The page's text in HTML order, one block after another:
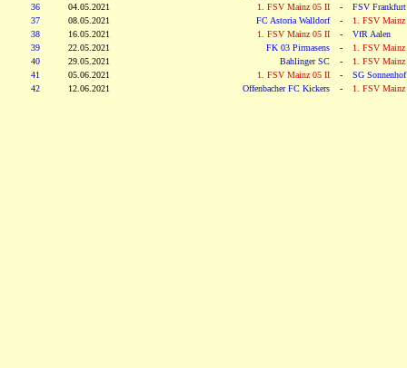
36
04.05.2021 1. FSV Mainz 05 II -
FSV Frankfurt
37
08.05.2021 FC Astoria Walldorf -
1. FSV
38
16.05.2021 1. FSV Mainz 05 II -
VfR Aalen
39
22.05.2021 FK 03 Pirmasens -
1. FSV
40
29.05.2021 Bahlinger SC -
1. FSV
41
05.06.2021 1. FSV Mainz 05 II -
SG
42
12.06.2021 Offenbacher FC Kickers - 1. FSV